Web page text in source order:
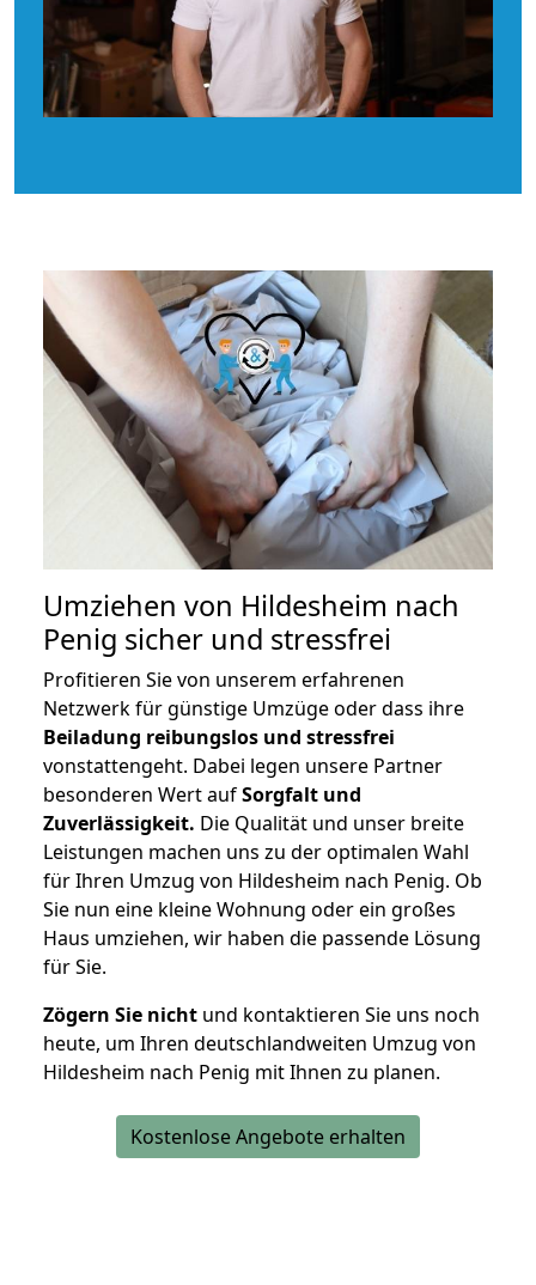
Umziehen von Hildesheim nach
Penig sicher und stressfrei
Profitieren Sie von unserem erfahrenen
Netzwerk für günstige Umzüge oder dass ihre
Beiladung reibungslos und stressfrei
vonstattengeht. Dabei legen unsere Partner
besonderen Wert aufSorgfalt und
Zuverlässigkeit. Die Qualität und unser breite
Leistungen machen uns zu der optimalen Wahl
für Ihren Umzug von Hildesheim nach Penig. Ob
Sie nun eine kleine Wohnung oder ein großes
Haus umziehen, wir haben die passende Lösung
für Sie.
Zögern Sie nicht und kontaktieren Sie uns noch
heute, um Ihren deutschlandweiten Umzug von
Hildesheim nach Penig mit Ihnen zu planen.
Kostenlose Angebote erhalten